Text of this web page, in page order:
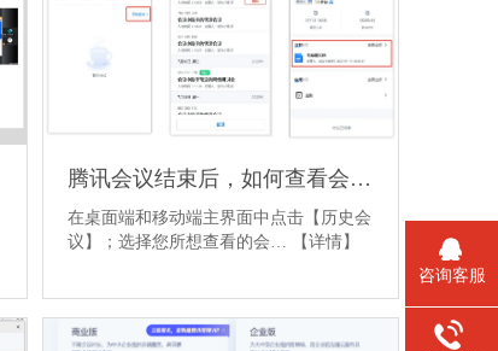
腾讯会议结束后，如何查看会议文档
在桌面端和移动端主界面中点击【历史会
议】；选择您所想查看的会…
【详情】
咨询客服